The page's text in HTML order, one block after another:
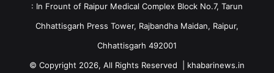
: In Frount of Raipur Medical Complex Block No.7, Tarun
Chhattisgarh Press Tower, Rajbandha Maidan, Raipur,
Chhattisgarh 492001
© Copyright 2026, All Rights Reserved | khabarinews.in